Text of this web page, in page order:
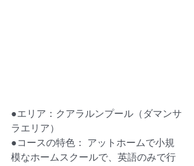
●エリア：クアラルンプール（ダマンサ
ラエリア）
●コースの特色： アットホームで小規
模なホームスクールで、英語のみで行